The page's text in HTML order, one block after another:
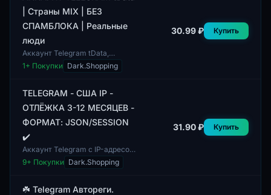
Данный...
| Страны MIX | БЕЗ
СПАМБЛОКА | Реальные
люди
Аккаунт Telegram tData,
представленный в данной
позиции, включает в себя
пользователей. В аккаунте
отсу...
1+ Покупки Dark.Shopping
30.99 ₽ Купить
TELEGRAM - США IP -
ОТЛЁЖКА 3-12 МЕСЯЦЕВ -
ФОРМАТ: JSON/SESSION
✔️
Аккаунт Telegram с IP-адресом
из США, предоставляющий
возможность использования в
поставки...
9+ Покупки Dark.Shopping
31.90 ₽ Купить
☘️ Telegram Автореги.